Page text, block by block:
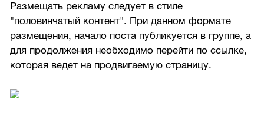
Размещать рекламу следует в стиле
"половинчатый контент". При данном формате
размещения, начало поста публикуется в группе, а
для продолжения необходимо перейти по ссылке,
которая ведет на продвигаемую страницу.